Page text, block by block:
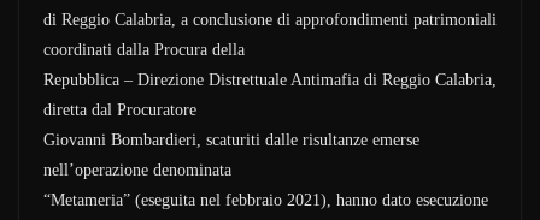
di Reggio Calabria, a conclusione di approfondimenti patrimoniali
coordinati dalla Procura della
Repubblica – Direzione Distrettuale Antimafia di Reggio Calabria,
diretta dal Procuratore
Giovanni Bombardieri, scaturiti dalle risultanze emerse
nell’operazione denominata
“Metameria” (eseguita nel febbraio 2021), hanno dato esecuzione